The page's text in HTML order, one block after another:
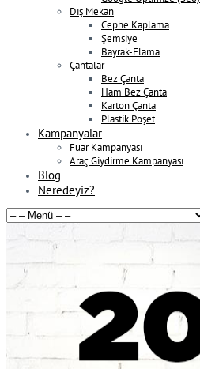
Dış Mekan
Cephe Kaplama
Şemsiye
Bayrak-Flama
Çantalar
Bez Çanta
Ham Bez Çanta
Karton Çanta
Plastik Poşet
Kampanyalar
Fuar Kampanyası
Araç Giydirme Kampanyası
Blog
Neredeyiz?